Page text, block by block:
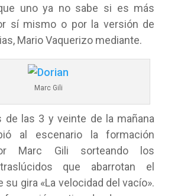
uno ya no sabe si es más
sí mismo o por la versión de
Mario Vaquerizo mediante.
Marc Gili
de las 3 y veinte de la mañana
al escenario la formación
Marc Gili sorteando los
que abarrotan el
su gira «La velocidad del vacío».